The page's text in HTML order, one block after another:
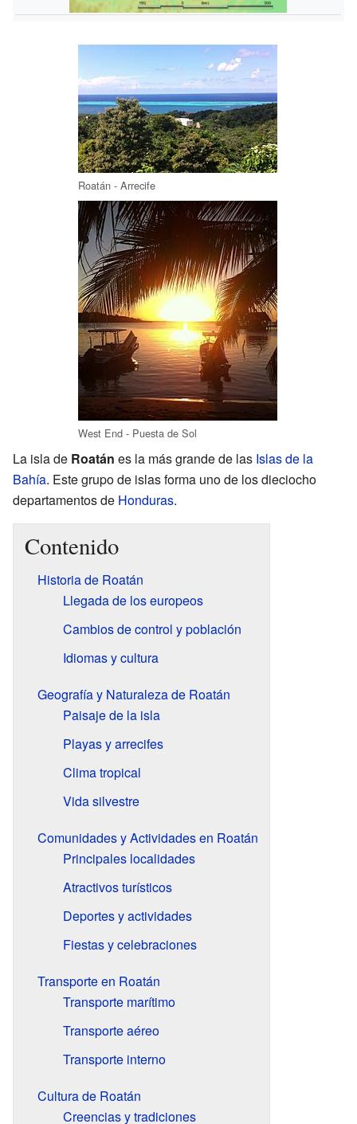
Roatán - Arrecife
West End - Puesta de Sol
La isla de Roatán es la más grande de las Islas de la
Bahía. Este grupo de islas forma uno de los dieciocho
departamentos de Honduras.
Contenido
Historia de Roatán
Llegada de los europeos
Cambios de control y población
Idiomas y cultura
Geografía y Naturaleza de Roatán
Paisaje de la isla
Playas y arrecifes
Clima tropical
Vida silvestre
Comunidades y Actividades en Roatán
Principales localidades
Atractivos turísticos
Deportes y actividades
Fiestas y celebraciones
Transporte en Roatán
Transporte marítimo
Transporte aéreo
Transporte interno
Cultura de Roatán
Creencias y tradiciones